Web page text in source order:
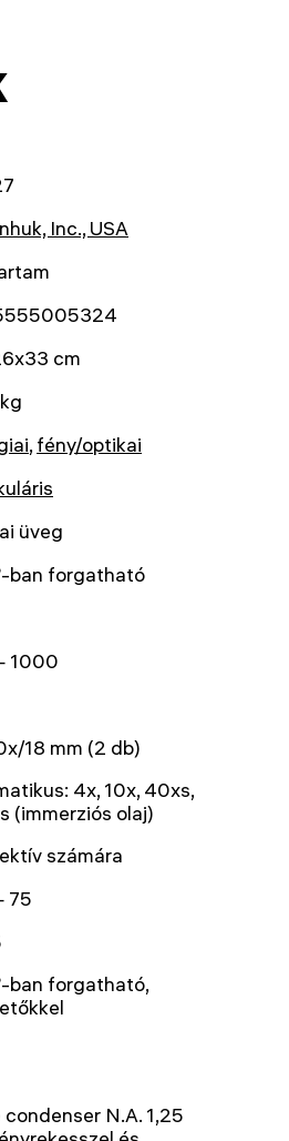
Inc., USA
cm
, fény/optikai
üveg
ban forgatható
1000
18 mm (2 db)
4x, 10x, 40xs,
(immerziós olaj)
számára
75
ban forgatható,
condenser N.A. 1,25